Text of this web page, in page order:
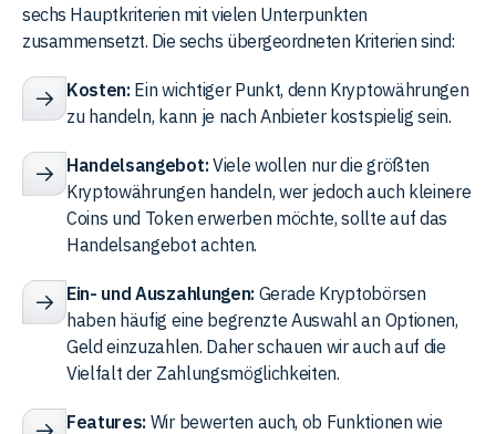
sechs Hauptkriterien mit vielen Unterpunkten
zusammensetzt. Die sechs übergeordneten Kriterien sind:
Kosten:Ein wichtiger Punkt, denn Kryptowährungen
zu handeln, kann je nach Anbieter kostspielig sein.
Handelsangebot:Viele wollen nur die größten
Kryptowährungen handeln, wer jedoch auch kleinere
Coins und Token erwerben möchte, sollte auf das
Handelsangebot achten.
Ein- und Auszahlungen:Gerade Kryptobörsen
haben häufig eine begrenzte Auswahl an Optionen,
Geld einzuzahlen. Daher schauen wir auch auf die
Vielfalt der Zahlungsmöglichkeiten.
Features: Wir bewerten auch, ob Funktionen wie